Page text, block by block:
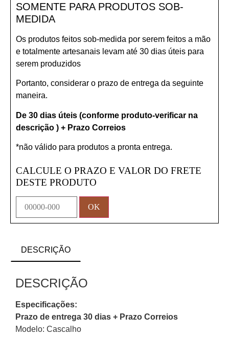
SOMENTE PARA PRODUTOS SOB-
MEDIDA
Os produtos feitos sob-medida por serem feitos a mão
e totalmente artesanais levam até 30 dias úteis para
serem produzidos
Portanto, considerar o prazo de entrega da seguinte
maneira.
De 30 dias úteis (conforme produto-verificar na
descrição ) + Prazo Correios
*não válido para produtos a pronta entrega.
CALCULE O PRAZO E VALOR DO FRETE
DESTE PRODUTO
DESCRIÇÃO
DESCRIÇÃO
Especificações:
Prazo de entrega 30 dias + Prazo Correios
Modelo: Cascalho